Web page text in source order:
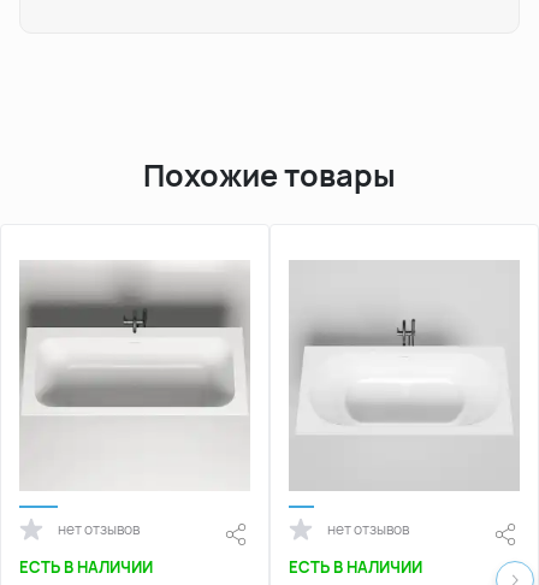
Похожие товары
нет отзывов
ЕСТЬ В НАЛИЧИИ
нет отзывов
ЕСТЬ В НАЛИЧИИ